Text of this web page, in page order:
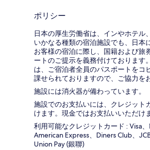
ポリシー
日本の厚生労働省は、インやホテル
いかなる種類の宿泊施設でも、日本
お客様の宿泊に際し、国籍および旅
ートのご提示を義務付け​ております
は、ご宿泊者全員のパスポートをコ
課せられておりますの​で、ご協力を
施設には消火器が備わっています。
施設でのお支払いには、クレジット
けます。現金ではお支払いいただけ
利用可能なクレジットカード : Visa、
American Express、Diners Club、
Union Pay (銀聯)